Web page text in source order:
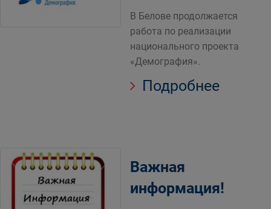
В Белове продолжается
работа по реализации
национального проекта
«Демография».
Подробнее
Важная
информация!